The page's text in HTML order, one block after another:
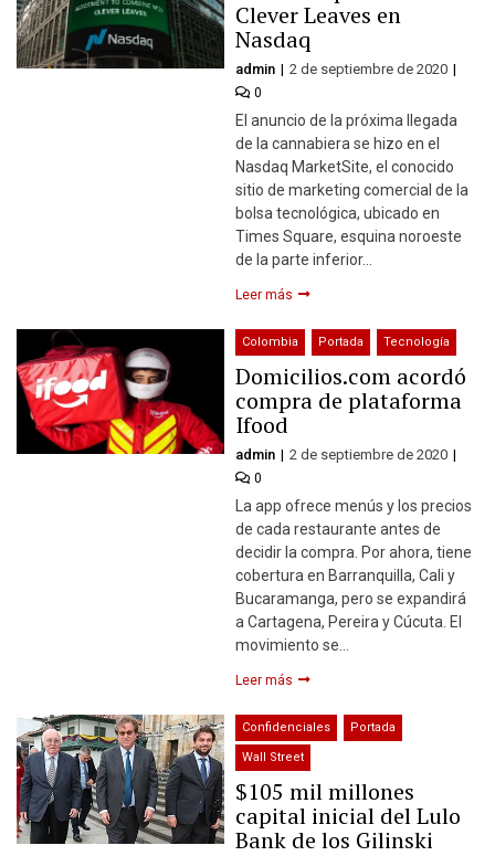
Clever Leaves en
Nasdaq
admin 2 de septiembre de 2020
0
El anuncio de la próxima llegada
de la cannabiera se hizo en el
Nasdaq MarketSite, el conocido
sitio de marketing comercial de la
bolsa tecnológica, ubicado en
Times Square, esquina noroeste
de la parte inferior…
Leer más
Colombia Portada Tecnología
Domicilios.com acordó
compra de plataforma
Ifood
admin 2 de septiembre de 2020
0
La app ofrece menús y los precios
de cada restaurante antes de
decidir la compra. Por ahora, tiene
cobertura en Barranquilla, Cali y
Bucaramanga, pero se expandirá
a Cartagena, Pereira y Cúcuta. El
movimiento se…
Leer más
Confidenciales Portada
Wall Street
$105 mil millones
capital inicial del Lulo
Bank de los Gilinski